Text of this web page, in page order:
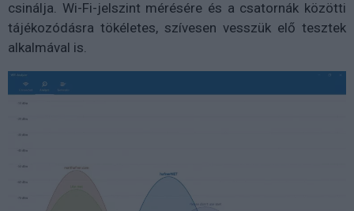
csinálja. Wi-Fi-jelszint mérésére és a csatornák közötti
tájékozódásra tökéletes, szívesen vesszük elő tesztek
alkalmával is.